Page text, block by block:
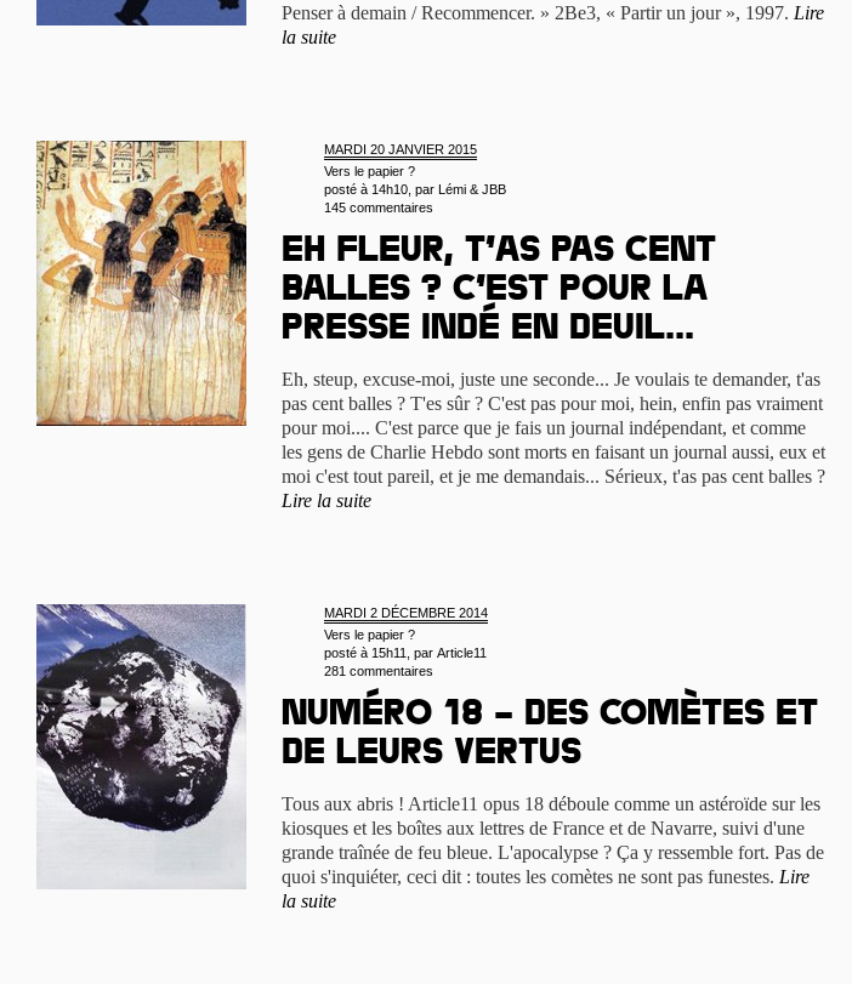
Penser à demain / Recommencer. » 2Be3, « Partir un jour », 1997. Lire
la suite
MARDI 20 JANVIER 2015
Vers le papier ?
posté à 14h10, par Lémi & JBB
145 commentaires
Eh Fleur, t’as pas cent
balles ? C’est pour la
presse indé en deuil...
Eh, steup, excuse-moi, juste une seconde... Je voulais te demander, t'as
pas cent balles ? T'es sûr ? C'est pas pour moi, hein, enfin pas vraiment
pour moi.... C'est parce que je fais un journal indépendant, et comme
les gens de Charlie Hebdo sont morts en faisant un journal aussi, eux et
moi c'est tout pareil, et je me demandais... Sérieux, t'as pas cent balles ?
Lire la suite
MARDI 2 DÉCEMBRE 2014
Vers le papier ?
posté à 15h11, par Article11
281 commentaires
Numéro 18 – Des comètes et
de leurs vertus
Tous aux abris ! Article11 opus 18 déboule comme un astéroïde sur les
kiosques et les boîtes aux lettres de France et de Navarre, suivi d'une
grande traînée de feu bleue. L'apocalypse ? Ça y ressemble fort. Pas de
quoi s'inquiéter, ceci dit : toutes les comètes ne sont pas funestes. Lire
la suite